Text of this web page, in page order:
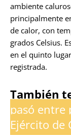
ambiente
principalmente
de calor, con
grados Celsius.
en el quinto
registrada.
También
pasó entre
Ejército de